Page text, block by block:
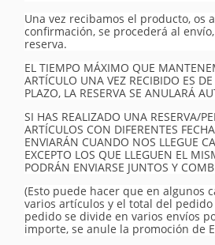
Una vez recibamos el producto, os
confirmación, se procederá al
reserva.
EL TIEMPO MÁXIMO QUE
ARTÍCULO UNA VEZ RECIBIDO ES
PLAZO, LA RESERVA SE ANULARÁ
SI HAS REALIZADO UNA RESERVA/
ARTÍCULOS CON DIFERENTES
ENVIARÁN CUANDO NOS LLEGUE
EXCEPTO LOS QUE LLEGUEN EL
PODRÁN ENVIARSE JUNTOS Y
(Esto puede hacer que en algunos
varios artículos y el total del pedido
pedido se divide en varios envíos
importe, se anule la promoción de